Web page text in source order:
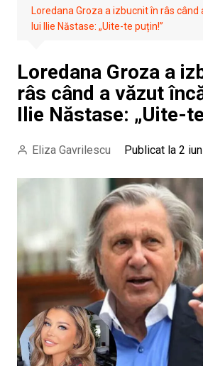
Loredana Groza a izbucnit în râs
lui Ilie Năstase: „Uite-te puțin!”
Loredana Groza a
râs când a văzut
Ilie Năstase: „Uite-
Eliza Gavrilescu Publicat la 2